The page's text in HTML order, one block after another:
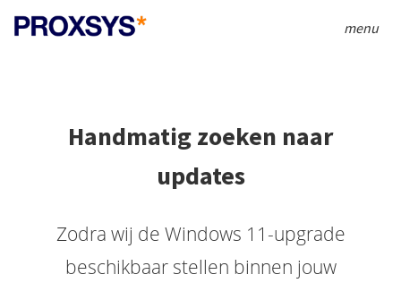
menu
Handmatig zoeken naar
updates
Zodra wij de Windows 11-upgrade
beschikbaar stellen binnen jouw